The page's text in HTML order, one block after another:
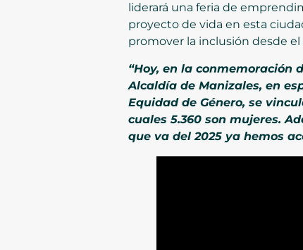
liderará una feria de
proyecto de vida en esta
promover la inclusión desde
“Hoy, en la conmemoración
Alcaldía de Manizales, en
Equidad de Género, se
cuales 5.360 son mujeres.
que va del 2025 ya hemos